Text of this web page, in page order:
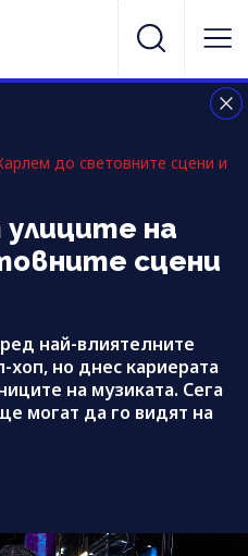
до световните сцени и
улиците на
сцени
най-влиятелните
но днес кариерата
на музиката. Сега
могат да го видят на